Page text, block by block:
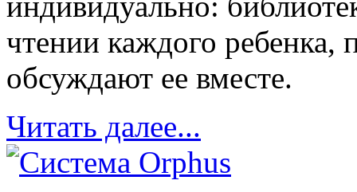
чтении каждого ребенка,
обсуждают ее вместе.
Читать далее...